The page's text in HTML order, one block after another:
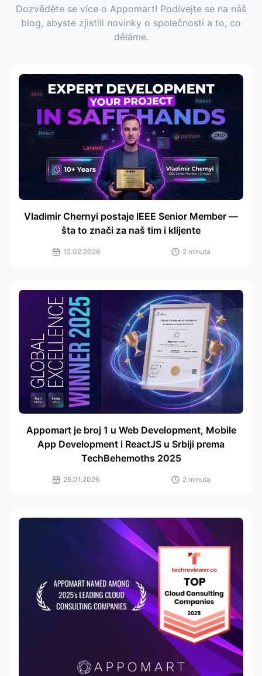
Dozvěděte se více o Appomart! Podívejte se na náš
blog, abyste zjistili novinky o společnosti a to, co
děláme.
Vladimir Chernyi postaje IEEE Senior Member —
šta to znači za naš tim i klijente
12.02.2026 2 minuta
Appomart je broj 1 u Web Development, Mobile
App Development i ReactJS u Srbiji prema
TechBehemoths 2025
26.01.2026 2 minuta